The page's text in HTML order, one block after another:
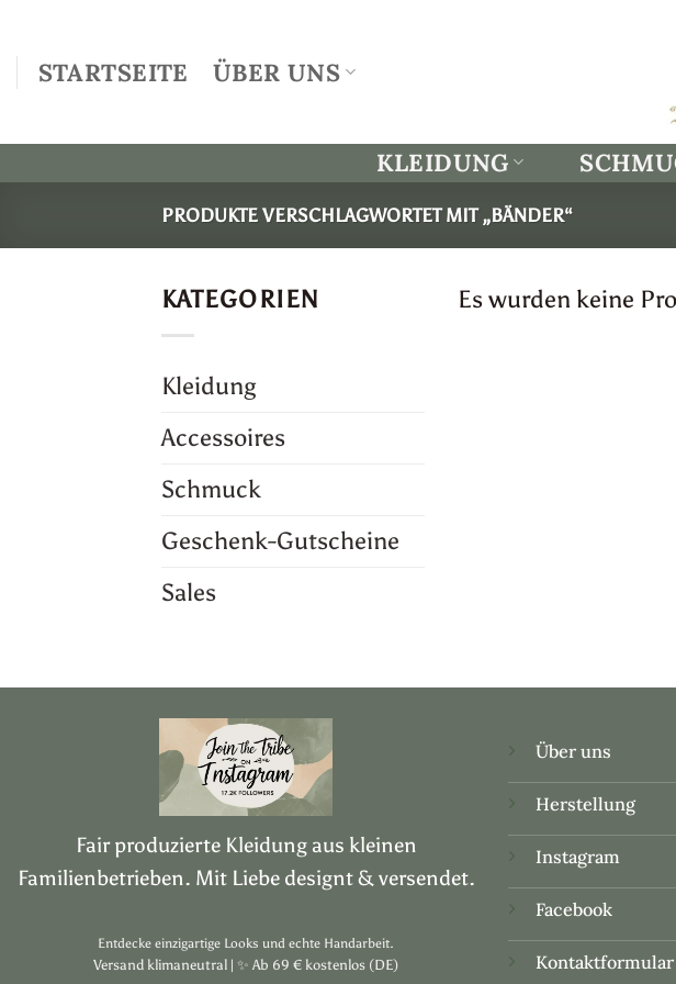
Inhalt
springen
STARTSEITE ÜBER UNS
KLEIDUNG
PRODUKTE VERSCHLAGWORTET MIT „BÄNDER“
KATEGORIEN
Kleidung
Accessoires
Schmuck
Geschenk-Gutscheine
Sales
Es wurden keine
Fair produzierte Kleidung aus kleinen
Familienbetrieben. Mit Liebe designt & versendet.
Entdecke einzigartige Looks und echte Handarbeit.
Versand klimaneutral | ✨ Ab 69 € kostenlos (DE)
Über uns
Herstellung
Instagram
Facebook
Kontaktformular